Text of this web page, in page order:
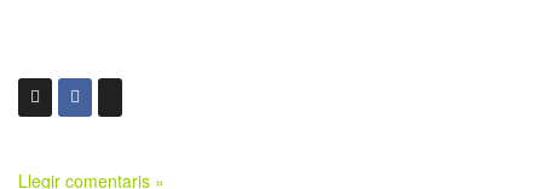
Llegir comentaris »